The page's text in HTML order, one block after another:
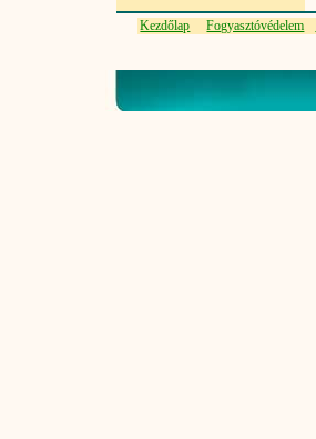
Kezdőlap Fogyasztóvédelem